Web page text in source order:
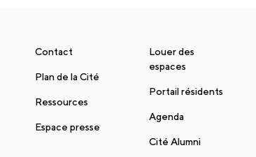
Contact
Plan de la Cité
Ressources
Espace presse
Louer des
espaces
Portail résidents
Agenda
Cité Alumni